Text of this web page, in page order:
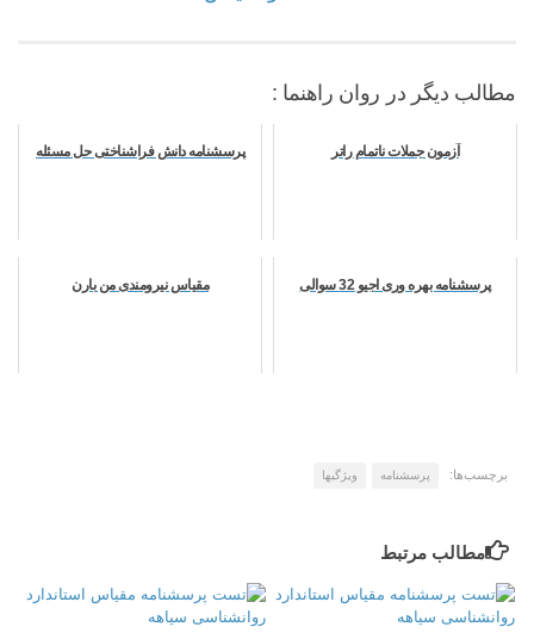
مطالب دیگر در روان راهنما :
آزمون جملات ناتمام راتر پرسشنامه دانش فراشناختی حل مسئله
پرسشنامه بهره ­وری اجیو 32 سوالی مقیاس نیرومندی من بارن
برچسب‌ها: پرسشنامه ویژگیها
مطالب مرتبط